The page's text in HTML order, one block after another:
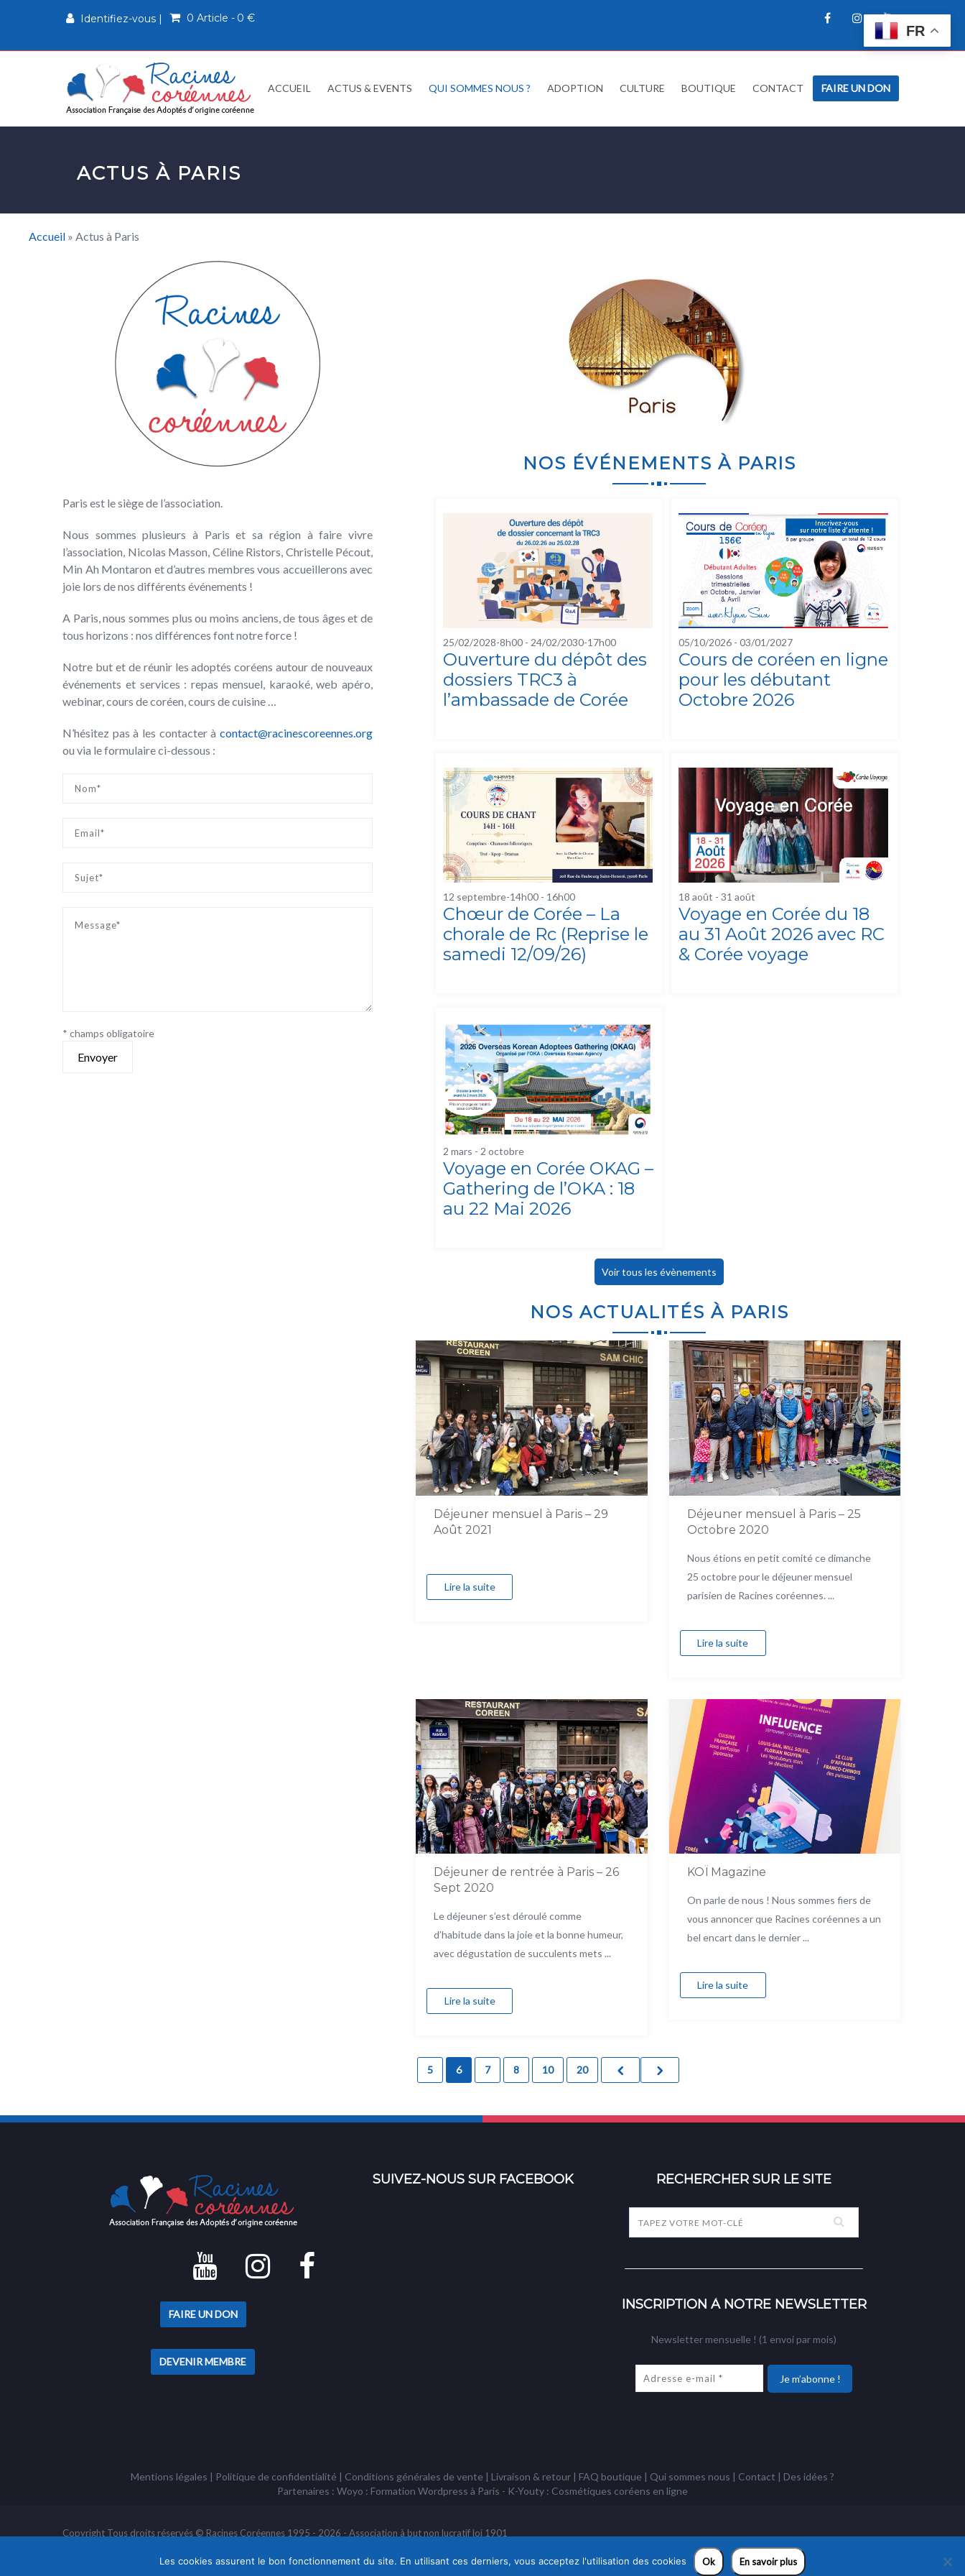
Identifiez-vous | 0 Article 0 €
ACCUEIL ACTUS & EVENTS QUI SOMMES NOUS ? ADOPTION CULTURE BOUTIQUE CONTACT FAIRE UN DON
ACTUS À PARIS
Accueil »Actus à Paris
Paris est le siège de l’association.
Nous sommes plusieurs à Paris et sa région à faire vivre
l’association, Nicolas Masson, Céline Ristors, Christelle Pécout,
Min Ah Montaron et d’autres membres vous accueillerons avec
joie lors de nos différents événements !
A Paris, nous sommes plus ou moins anciens, de tous âges et de
tous horizons : nos différences font notre force !
Notre but et de réunir les adoptés coréens autour de nouveaux
événements et services : repas mensuel, karaoké, web apéro,
webinar, cours de coréen, cours de cuisine …
N’hésitez pas à les contacter à contact@racinescoreennes.org
ou via le formulaire ci-dessous :
* champs obligatoire
NOS ÉVÉNEMENTS À PARIS
25/02/2028-8h00- 24/02/2030-17h00
Ouverture du dépôt des
dossiers TRC3 à
l’ambassade de Corée
05/10/2026 -03/01/2027
Cours de coréen en ligne
pour les débutant
Octobre 2026
12 septembre-14h00- 16h00
Chœur de Corée – La
chorale de Rc (Reprise le
samedi 12/09/26)
18 août -31 août
Voyage en Corée du 18
au 31 Août 2026 avec RC
& Corée voyage
2 mars - 2 octobre
Voyage en Corée OKAG –
Gathering de l’OKA : 18
au 22 Mai 2026
Voir tous les évènements
NOS ACTUALITÉS À PARIS
Déjeuner mensuel à Paris – 29
Août 2021
Lire la suite
Déjeuner mensuel à Paris – 25
Octobre 2020
Nous étions en petit comité ce dimanche
25 octobre pour le déjeuner mensuel
parisien de Racines coréennes. ...
Lire la suite
Déjeuner de rentrée à Paris – 26
Sept 2020
Le déjeuner s’est déroulé comme
d’habitude dans la joie et la bonne humeur,
avec dégustation de succulents mets ...
Lire la suite
KOÏ Magazine
On parle de nous ! Nous sommes fiers de
vous annoncer que Racines coréennes a un
bel encart dans le dernier ...
Lire la suite
5 6 7 8 10 20
FAIRE UN DON
DEVENIR MEMBRE
SUIVEZ-NOUS SUR FACEBOOK RECHERCHER SUR LE SITE
INSCRIPTION À NOTRE NEWSLETTER
Newsletter mensuelle ! (1 envoi par mois)
Mentions légales | Politique de confidentialité | Conditions générales de vente | Livraison & retour | FAQ boutique | Qui sommes nous | Contact | Des idées ?
Partenaires : Woyo : Formation Wordpress à Paris - K-Youty : Cosmétiques coréens en ligne
Copyright Tous droits réservés © Racines Coréennes 1995 - 2026 - Association à but non lucratif loi 1901
FR
Les cookies assurent le bon fonctionnement du site. En utilisant ces derniers, vous acceptez l'utilisation des cookies Ok En savoir plus